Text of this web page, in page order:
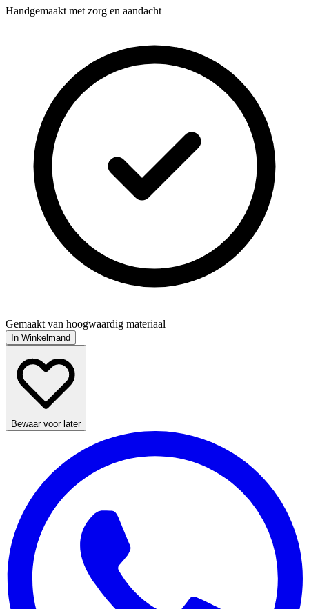
Handgemaakt met zorg en aandacht
Gemaakt van hoogwaardig materiaal
In Winkelmand
Bewaar voor later